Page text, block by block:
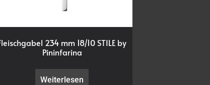
234 mm 18/10 STILE by
Pininfarina
Weiterlesen